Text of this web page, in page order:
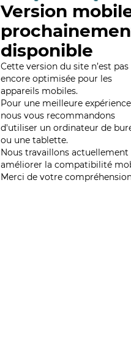
Version
disponible
Cette version du site n’est pas
encore optimisée pour les
appareils mobiles.
Pour une meilleure
nous vous recommandons
d'utiliser un ordinateur de
ou une tablette.
Nous travaillons actuellement
améliorer la compatibilité
Merci de votre